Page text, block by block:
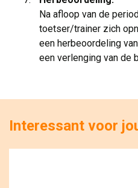
Na afloop van de
toetser/trainer zich
een herbeoordeling
een verlenging van de
Interessant voor